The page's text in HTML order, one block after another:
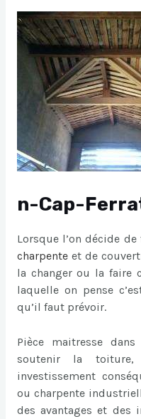
n-Cap-
Lorsque l’on décide
charpenteet de
la changer ou la faire
laquelle on pense
qu’il faut prévoir.
Pièce maitresse
soutenir la
investissement
ou charpente
des avantages et des